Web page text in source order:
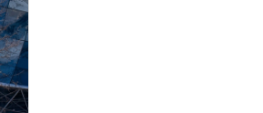
с защитой
в Музее Мирового
на фотоснимках,